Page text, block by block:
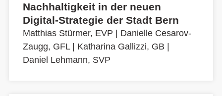
Nachhaltigkeit in der neuen
Digital-Strategie der Stadt Bern
Matthias Stürmer, EVP
Danielle Cesarov-
Zaugg, GFL| Katharina Gallizzi, GB
Daniel Lehmann, SVP